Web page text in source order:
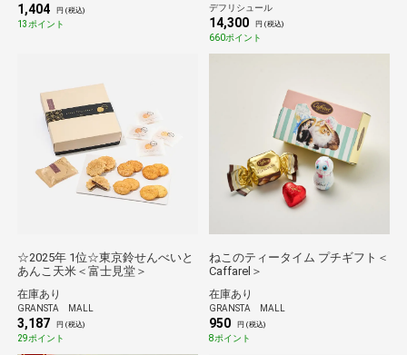
1,404 円 (税込)
13ポイント
デフリシュール
14,300 円 (税込)
660ポイント
☆2025年 1位☆東京鈴せんべいと
あんこ天米＜富士見堂＞
在庫あり
GRANSTA MALL
3,187 円 (税込)
29ポイント
ねこのティータイム プチギフト＜
Caffarel＞
在庫あり
GRANSTA MALL
950 円 (税込)
8ポイント